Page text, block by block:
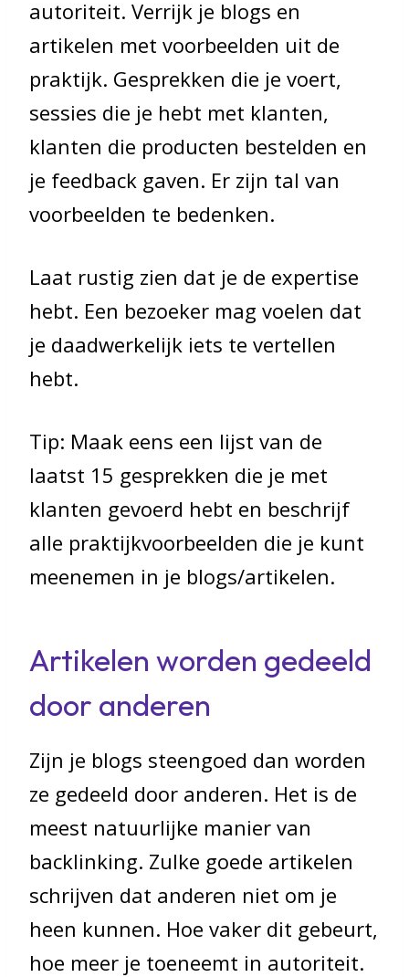
autoriteit. Verrijk je blogs en
artikelen met voorbeelden uit de
praktijk. Gesprekken die je voert,
sessies die je hebt met klanten,
klanten die producten bestelden en
je feedback gaven. Er zijn tal van
voorbeelden te bedenken.
Laat rustig zien dat je de expertise
hebt. Een bezoeker mag voelen dat
je daadwerkelijk iets te vertellen
hebt.
Tip: Maak eens een lijst van de
laatst 15 gesprekken die je met
klanten gevoerd hebt en beschrijf
alle praktijkvoorbeelden die je kunt
meenemen in je blogs/artikelen.
Artikelen worden gedeeld
door anderen
Zijn je blogs steengoed dan worden
ze gedeeld door anderen. Het is de
meest natuurlijke manier van
backlinking. Zulke goede artikelen
schrijven dat anderen niet om je
heen kunnen. Hoe vaker dit gebeurt,
hoe meer je toeneemt in autoriteit.